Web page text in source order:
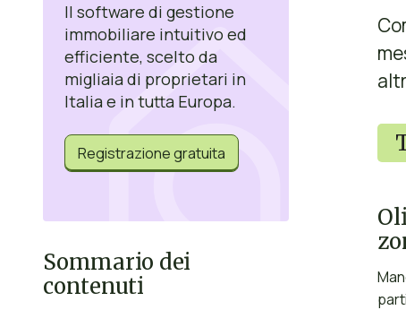
Il software di gestione
immobiliare intuitivo ed
efficiente, scelto da
migliaia di proprietari in
Italia e in tutta Europa.
Registrazione gratuita
Sommario dei
contenuti